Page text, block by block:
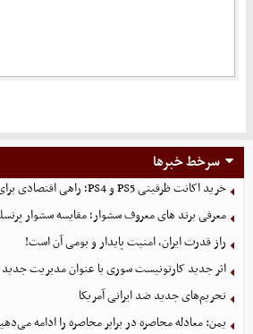
سرخط خبرها
خرید اکانت ظرفیتی PS5 و PS4؛ راهی اقتصادی برای تجربه بازی‌های محبوب
معرفی برند های معروف سشوار؛ مقایسه سشوار
راز قدرت ایران، امنیت پایدار و بومی آن است!
اثر جدید کارتونیست سوری با عنوان مدیریت جدید
تحریم‌های جدید ضد ایرانی آمریکا
یمن: معادله محاصره در برابر محاصره را ادامه